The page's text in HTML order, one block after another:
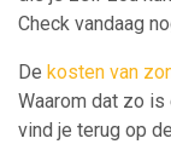
Check vandaag
De kosten van
Waarom dat zo
vind je terug op